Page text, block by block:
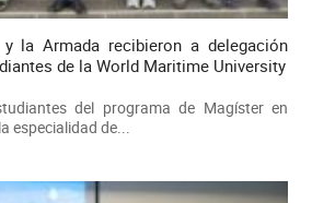
la Armada recibieron a delegación
de la World Maritime University
del programa de Magíster en
especialidad de...